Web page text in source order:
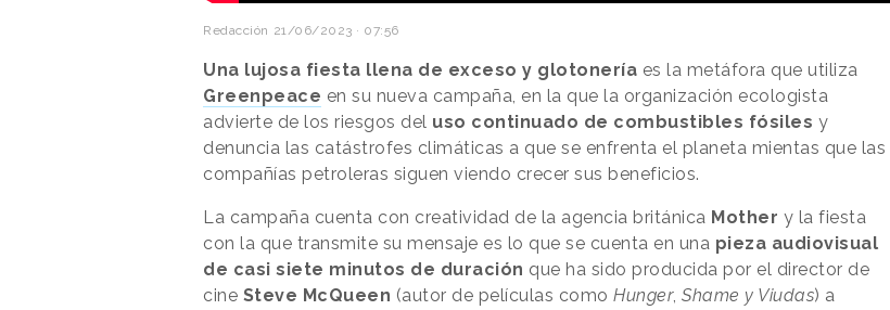
Redacción 21/06/2023 · 07:56
Una lujosa fiesta llena de exceso y glotonería es la metáfora que utiliza
Greenpeace en su nueva campaña, en la que la organización ecologista
advierte de los riesgos del uso continuado de combustibles fósiles y
denuncia las catástrofes climáticas a que se enfrenta el planeta mientas que las
compañías petroleras siguen viendo crecer sus beneficios.
La campaña cuenta con creatividad de la agencia británica Mother y la fiesta
con la que transmite su mensaje es lo que se cuenta en una pieza audiovisual
de casi siete minutos de duración que ha sido producida por el director de
cine Steve McQueen (autor de películas como Hunger, Shame y Viudas) a